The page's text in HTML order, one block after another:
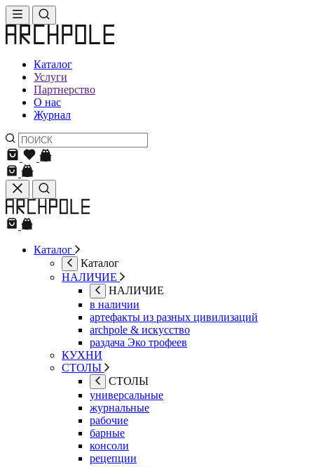
Каталог
Услуги
Партнерство
О нас
Журнал
Каталог
Каталог
НАЛИЧИЕ
НАЛИЧИЕ
в наличии
артефакты из разных цивилизаций
archpole & искусство
раздача Эко трофеев
КУХНИ
СТОЛЫ
СТОЛЫ
универсальные
журнальные
рабочие
барные
консоли
рецепции